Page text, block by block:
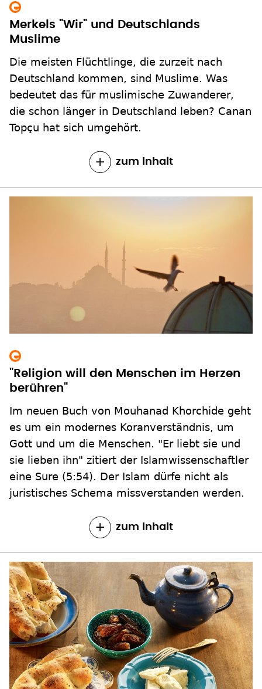
Merkels "Wir" und Deutschlands
Muslime
Die meisten Flüchtlinge, die zurzeit nach
Deutschland kommen, sind Muslime. Was
bedeutet das für muslimische Zuwanderer,
die schon länger in Deutschland leben? Canan
Topçu hat sich umgehört.
zum Inhalt
"Religion will den Menschen im Herzen
berühren"
Im neuen Buch von Mouhanad Khorchide geht
es um ein modernes Koranverständnis, um
Gott und um die Menschen. "Er liebt sie und
sie lieben ihn" zitiert der Islamwissenschaftler
eine Sure (5:54). Der Islam dürfe nicht als
juristisches Schema missverstanden werden.
zum Inhalt